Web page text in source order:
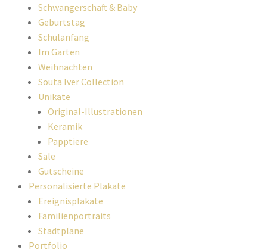
Schwangerschaft & Baby
Geburtstag
Schulanfang
Im Garten
Weihnachten
Souta Iver Collection
Unikate
Original-Illustrationen
Keramik
Papptiere
Sale
Gutscheine
Personalisierte Plakate
Ereignisplakate
Familienportraits
Stadtpläne
Portfolio